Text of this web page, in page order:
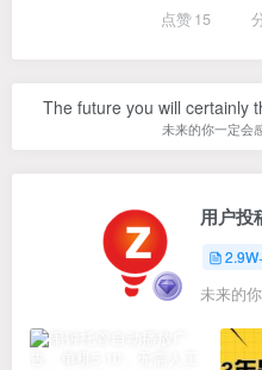
点赞15
The future you will certainly
未来的你一定会
用户投
未来的